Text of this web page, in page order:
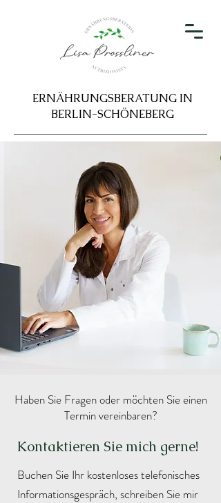
ERNÄHRUNGSBERATUNG IN
BERLIN-SCHÖNEBERG
Haben Sie Fragen oder möchten Sie einen
Termin vereinbaren?
Buchen Sie Ihr kostenloses telefonisches
Informationsgespräch, schreiben Sie mir
Kontaktieren Sie mich gerne!